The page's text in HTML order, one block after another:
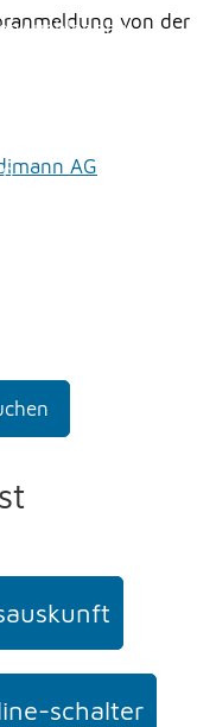
Ausblendenvon der
AG
schalter